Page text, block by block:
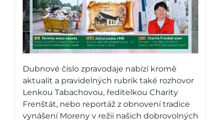
Dubnové číslo zpravodaje nabízí kromě
aktualit a pravidelných rubrik také rozhovor
Lenkou Tabachovou, ředitelkou Charity
Frenštát, nebo reportáž z obnovení tradice
vynášení Moreny v režii našich dobrovolných